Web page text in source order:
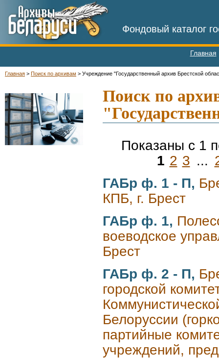
Фондовый каталог
Главная
Главная > Поиск по архивам > Учреждение "Государственный архив Брестской
Поиск по
Показаны с 1
1 2 3 ...
ГАБр ф. 1 - П,
КПБ, г. Брест
ГАБр ф. 1,
воеводское
Брест
ГАБр ф. 2 - П,
городской
Белоруссии
партийные
учреждений,